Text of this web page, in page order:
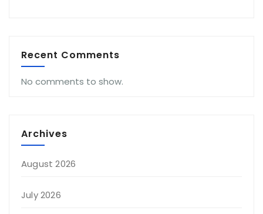
Recent Comments
No comments to show.
Archives
August 2026
July 2026